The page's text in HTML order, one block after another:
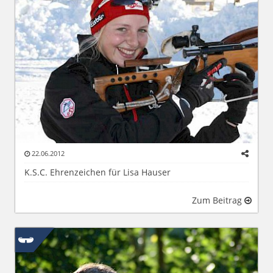
22.06.2012
K.S.C. Ehrenzeichen für Lisa Hauser
Zum Beitrag